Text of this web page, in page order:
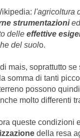
l'agricoltura
strumentazioni
delle effettive
del suolo.
mais, soprattutto se
somma di tanti
possono
molto differenti
queste condizioni
della resa